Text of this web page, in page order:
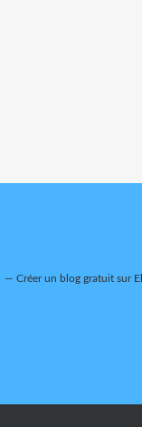
Créer un blog gratuit sur